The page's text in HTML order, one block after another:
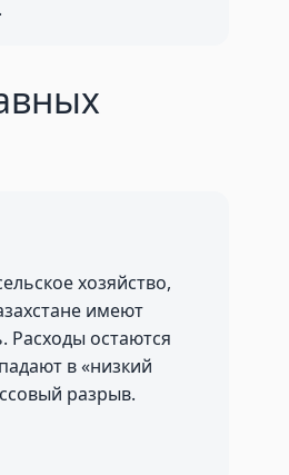
хозяйство,
имеют
Расходы остаются
в «низкий
разрыв.